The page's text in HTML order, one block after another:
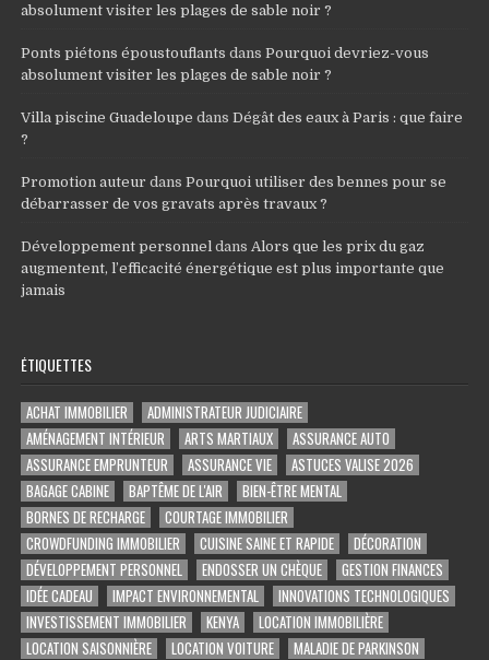
absolument visiter les plages de sable noir ?
Ponts piétons époustouflants dansPourquoi devriez-vous
absolument visiter les plages de sable noir ?
Villa piscine Guadeloupe dansDégât des eaux à Paris : que faire
?
Promotion auteur dansPourquoi utiliser des bennes pour se
débarrasser de vos gravats après travaux ?
Développement personnel dans Alors que les prix du gaz
augmentent, l’efficacité énergétique est plus importante que
jamais
ÉTIQUETTES
ACHAT IMMOBILIER
ADMINISTRATEUR JUDICIAIRE
AMÉNAGEMENT INTÉRIEUR
ARTS MARTIAUX
ASSURANCE AUTO
ASSURANCE EMPRUNTEUR
ASSURANCE VIE
ASTUCES VALISE 2026
BAGAGE CABINE
BAPTÊME DE L'AIR
BIEN-ÊTRE MENTAL
BORNES DE RECHARGE
COURTAGE IMMOBILIER
CROWDFUNDING IMMOBILIER
CUISINE SAINE ET RAPIDE
DÉCORATION
DÉVELOPPEMENT PERSONNEL
ENDOSSER UN CHÈQUE
GESTION FINANCES
IDÉE CADEAU
IMPACT ENVIRONNEMENTAL
INNOVATIONS TECHNOLOGIQUES
INVESTISSEMENT IMMOBILIER
KENYA
LOCATION IMMOBILIÈRE
LOCATION SAISONNIÈRE
LOCATION VOITURE
MALADIE DE PARKINSON